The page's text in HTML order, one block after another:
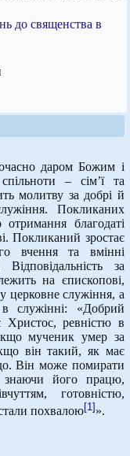
до священства в
даром Божим і
– сім’ї та
молитву за добрі й
Покликаних
благодаті
Покликаний зростає
вчення та вмінні
за
на єпископові,
церковне служіння, а
служінні: «Добрий
ревністю в
мученик умер за
він такий, як має
Він може помирати
його працю,
готовністю,
похвалою[1] ».